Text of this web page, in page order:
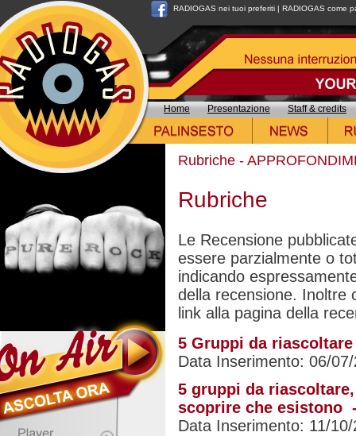
RADIOGAS nei tuoi preferiti | RADIOGAS come
Home Presentazione Staff & credits
Rubriche -
Rubriche
Le Recensione
essere parzialmente o
indicando
della recensione. Inoltre
link alla pagina della
5 Gruppi da
Data Inserimento: 06/
5 gruppi da
scoprire che esistono
Data Inserimento: 11/